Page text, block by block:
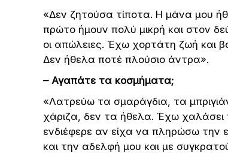
«Δεν ζητούσα τίποτα. Η μάνα μου
πρώτο ήμουν πολύ μικρή και στον
οι απώλειες. Έχω χορτάτη ζωή και
Δεν ήθελα ποτέ πλούσιο άντρα».
– Αγαπάτε τα κοσμήματα;
«Λατρεύω τα σμαράγδια, τα
χάριζα, δεν τα ήθελα. Έχω
ενδιέφερε αν είχα να πληρώσω την
και την αδελφή μου και με